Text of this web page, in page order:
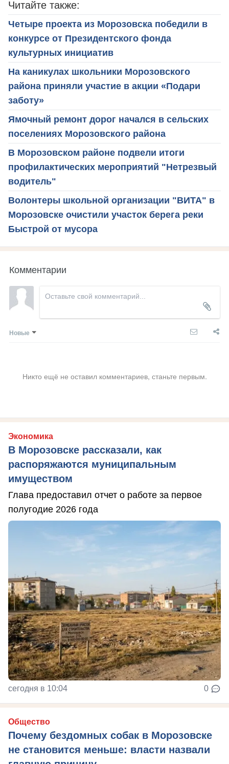
Читайте также:
Четыре проекта из Морозовска победили в
конкурсе от Президентского фонда
культурных инициатив
На каникулах школьники Морозовского
района приняли участие в акции «Подари
заботу»
Ямочный ремонт дорог начался в сельских
поселениях Морозовского района
В Морозовском районе подвели итоги
профилактических мероприятий "Нетрезвый
водитель"
Волонтеры школьной организации "ВИТА" в
Морозовске очистили участок берега реки
Быстрой от мусора
Комментарии
Новые
Никто ещё не оставил комментариев, станьте первым.
Экономика
В Морозовске рассказали, как
распоряжаются муниципальным
имуществом
Глава предоставил отчет о работе за первое
полугодие 2026 года
сегодня в 10:04 0
Общество
Почему бездомных собак в Морозовске
не становится меньше: власти назвали